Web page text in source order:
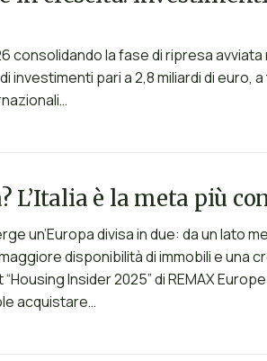
consolidando la fase di ripresa
investimenti pari a 2,8 miliardi di euro,
L’Italia è la meta più
un’Europa divisa in due: da un lato
disponibilità di immobili e
Insider 2025” di REMAX
acquistare…